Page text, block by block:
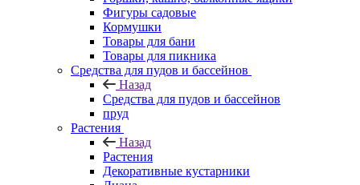
Фигуры садовые
Кормушки
Товары для бани
Товары для пикника
Средства для пудов и бассейнов
Назад
Средства для пудов и бассейнов
пруд
Растения
Назад
Растения
Декоративные кустарники